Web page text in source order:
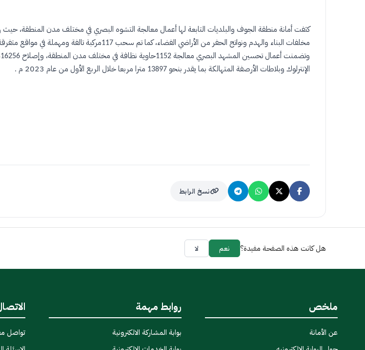
كثفت أمانة منطقة الجوف والبلديات التابعة لها أعمال معالجة التشوه البصري في مختلف مدن المنطقة،
مخلفات البناء والهدم ونواتج الحفر من الأراضي الفضاء، كما تم سحب 117مركبة تالفة ومهملة في مواقع
وتضمنت أعمال تحسين المشهد البصري معالجة 1152حاوية نظافة في مختلف مدن المنطقة، وإصلاح 16256
الإنترلوك وبلاطات الأرصفة المتهالكة بما يقدر بنحو 13897 مترا مربعاخلال الربع الأول من عام 2023 م .
نسخ الرابط
هل كانت هذه الصفحة مفيدة؟ نعم لا
ملخص
عن الأمانة
روابط مهمة
بوابة المشاركة الالكترونية
تواصل